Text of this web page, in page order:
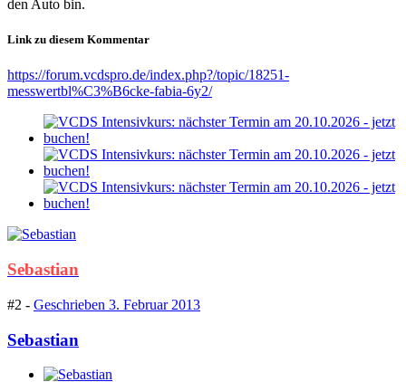
den Auto bin.
Link zu diesem Kommentar
https://forum.vcdspro.de/index.php?/topic/18251-
messwertbl%C3%B6cke-fabia-6y2/
Sebastian
#2 - Geschrieben 3. Februar 2013
Sebastian